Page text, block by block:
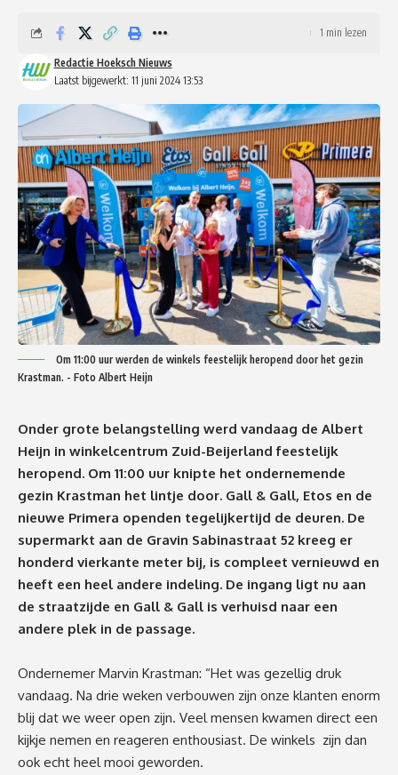
Laatst bijgewerkt: 11 juni 2024 13:53
Redactie Hoeksch Nieuws
1 min lezen
Om 11:00 uur werden de winkels feestelijk heropend door het gezin
Krastman. - Foto Albert Heijn
Onder grote belangstelling werd vandaag de Albert
Heijn in winkelcentrum Zuid-Beijerland feestelijk
heropend. Om 11:00 uur knipte het ondernemende
gezin Krastman het lintje door. Gall & Gall, Etos en de
nieuwe Primera openden tegelijkertijd de deuren. De
supermarkt aan de Gravin Sabinastraat 52 kreeg er
honderd vierkante meter bij, is compleet vernieuwd en
heeft een heel andere indeling. De ingang ligt nu aan
de straatzijde en Gall & Gall is verhuisd naar een
andere plek in de passage.
Ondernemer Marvin Krastman: “Het was gezellig druk
vandaag. Na drie weken verbouwen zijn onze klanten enorm
blij dat we weer open zijn. Veel mensen kwamen direct een
kijkje nemen en reageren enthousiast. De winkels zijn dan
ook echt heel mooi geworden.